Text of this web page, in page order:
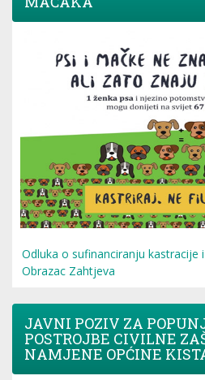
Odluka o sufinanciranju kastracije
Obrazac Zahtjeva
JAVNI POZIV ZA
POSTROJBE CIVILNE
NAMJENE OPĆINE